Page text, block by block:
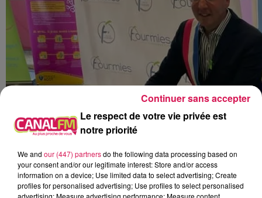
Le respect de votre vie privée est
notre priorité
We and our (447) partnersdo the following data processing based on
your consent and/or our legitimate interest: Store and/or access
information on a device; Use limited data to select advertising; Create
profiles for personalised advertising; Use profiles to select personalised
advertising; Measure advertising performance; Measure content
Continuer sans accepter